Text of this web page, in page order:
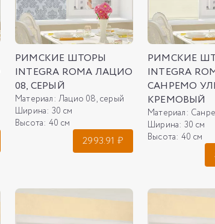
РИМСКИЕ ШТОРЫ
INTEGRA ROMA ЛАЦИО
08, СЕРЫЙ
Материал: Лацио 08, серый
Ширина: 30 см
Высота: 40 см
2993.91 ₽
РИМСКИЕ
INTEGRA
САНРЕМО
КРЕМОВЫЙ
Материал: Санремо
Ширина: 30 см
Высота: 40 см